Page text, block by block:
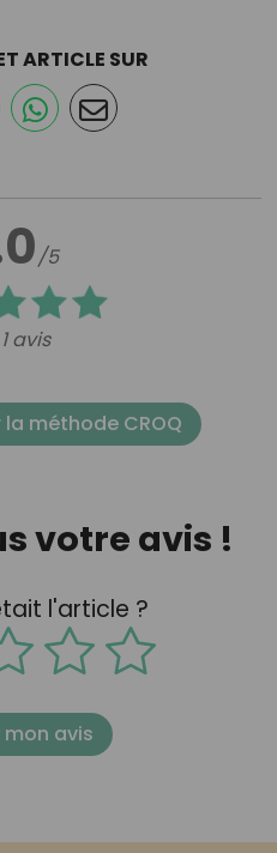
/5
avis
ARTICLE SUR
méthode CROQ
votre avis !
l'article ?
mon avis